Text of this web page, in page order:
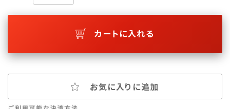
カートに入れる
お気に入りに追加